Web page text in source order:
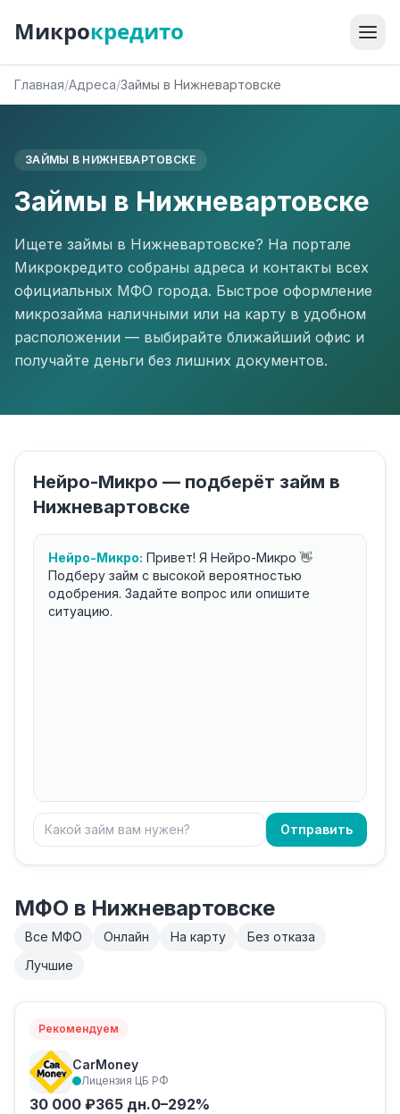
Микрокредито
Главная/Адреса/Займы в Нижневартовске
ЗАЙМЫ В НИЖНЕВАРТОВСКЕ
Займы в Нижневартовске
Ищете займы в Нижневартовске? На портале
Микрокредито собраны адреса и контакты всех
официальных МФО города. Быстрое оформление
микрозайма наличными или на карту в удобном
расположении — выбирайте ближайший офис и
получайте деньги без лишних документов.
Нейро-Микро — подберёт займ в
Нижневартовске
Нейро-Микро: Привет! Я Нейро-Микро 👋
Подберу займ с высокой вероятностью
одобрения. Задайте вопрос или опишите
ситуацию.
Отправить
МФО в Нижневартовске
Все МФО Онлайн На карту
Без отказа
Лучшие
Рекомендуем
CarMoney
Лицензия ЦБ РФ
30 000 ₽365 дн.0–292%